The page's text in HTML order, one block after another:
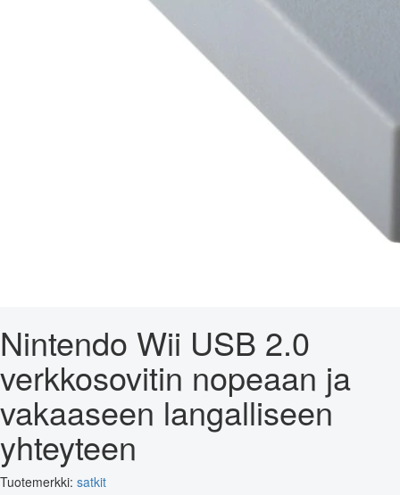
Nintendo Wii USB 2.0
verkkosovitin nopeaan ja
vakaaseen langalliseen
yhteyteen
Tuotemerkki: satkit